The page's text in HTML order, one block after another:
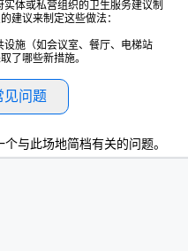
体或私营组织的卫生服务建议制
建议来制定这些做法：
施（如会议室、餐厅、电梯站
了哪些新措施。
见问题
个与此场地简档有关的问题。